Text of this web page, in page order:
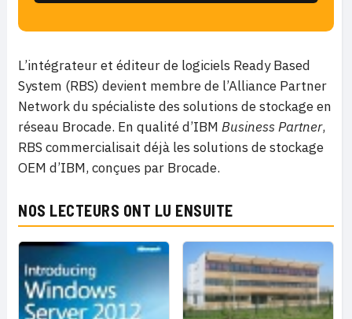
L’intégrateur et éditeur de logiciels Ready Based
System (RBS) devient membre de l’Alliance Partner
Network du spécialiste des solutions de stockage en
réseau Brocade. En qualité d’IBM Business Partner,
RBS commercialisait déjà les solutions de stockage
OEM d’IBM, conçues par Brocade.
NOS LECTEURS ONT LU ENSUITE